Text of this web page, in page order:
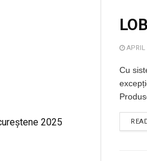
2025
APRIL
Cu